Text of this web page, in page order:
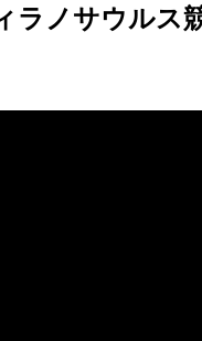
ノサウルス